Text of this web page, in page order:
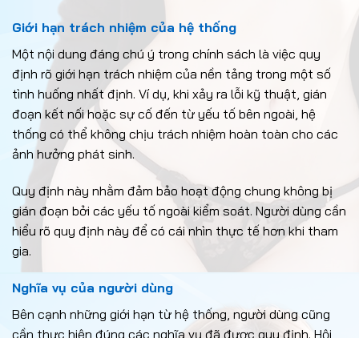
Giới hạn trách nhiệm của hệ thống
Một nội dung đáng chú ý trong chính sách là việc quy
định rõ giới hạn trách nhiệm của nền tảng trong một số
tình huống nhất định. Ví dụ, khi xảy ra lỗi kỹ thuật, gián
đoạn kết nối hoặc sự cố đến từ yếu tố bên ngoài, hệ
thống có thể không chịu trách nhiệm hoàn toàn cho các
ảnh hưởng phát sinh.
Quy định này nhằm đảm bảo hoạt động chung không bị
gián đoạn bởi các yếu tố ngoài kiểm soát. Người dùng cần
hiểu rõ quy định này để có cái nhìn thực tế hơn khi tham
gia.
Nghĩa vụ của người dùng
Bên cạnh những giới hạn từ hệ thống, người dùng cũng
cần thực hiện đúng các nghĩa vụ đã được quy định. Hội